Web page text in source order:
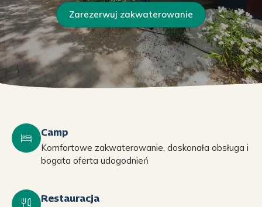
Zarezerwuj zakwaterowanie
Camp
Komfortowe zakwaterowanie, doskonała obsługa i
bogata oferta udogodnień
Restauracja